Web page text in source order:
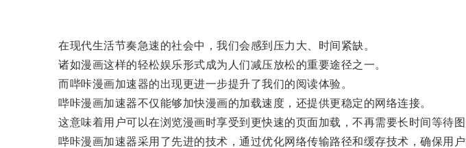
在现代生活节奏急速的社会中，我们会感到压力大、时间紧缺。
诸如漫画这样的轻松娱乐形式成为人们减压放松的重要途径之一。
而哔咔漫画加速器的出现更进一步提升了我们的阅读体验。
哔咔漫画加速器不仅能够加快漫画的加载速度，还提供更稳定的网络连接。
这意味着用户可以在浏览漫画时享受到更快速的页面加载，不再需要长时间等待图
哔咔漫画加速器采用了先进的技术，通过优化网络传输路径和缓存技术，确保用户